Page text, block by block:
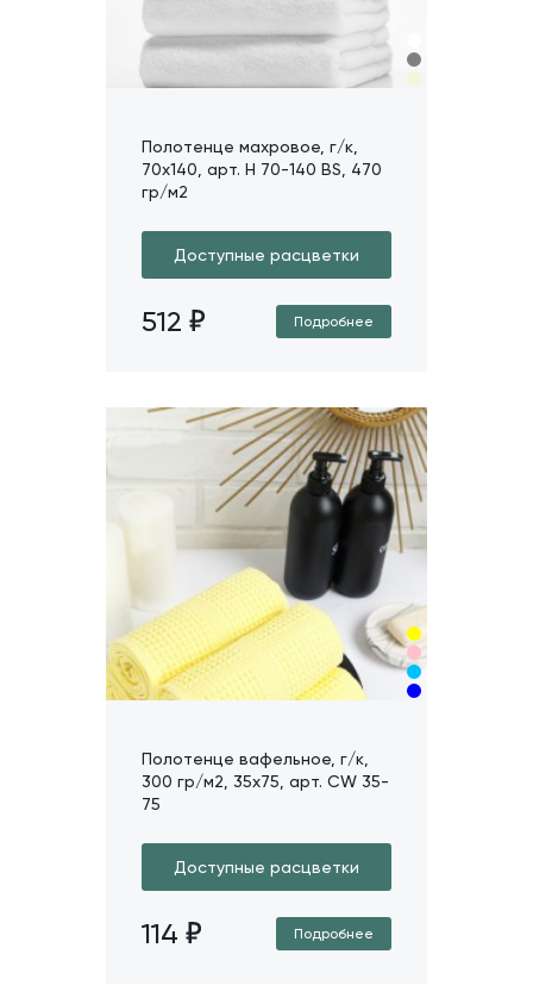
Полотенце махровое, г/к,
70х140, арт. H 70-140 BS, 470
гр/м2
Доступные расцветки
512 Подробнее
Полотенце вафельное, г/к,
300 гр/м2, 35х75, арт. CW 35-
75
Доступные расцветки
114 Подробнее